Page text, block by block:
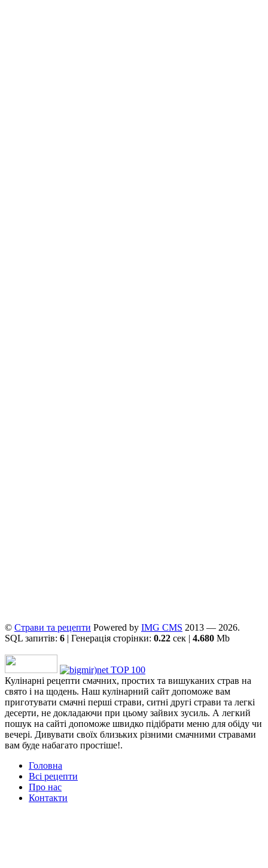
© Страви та рецепти Powered by ІMG CMS 2013 — 2026.
SQL запитів: 6 | Генерація сторінки: 0.22 сек | 4.680 Mb
Кулінарні рецепти смачних, простих та вишуканих страв на
свято і на щодень. Наш кулінарний сайт допоможе вам
приготувати смачні перші страви, ситні другі страви та легкі
десерти, не докладаючи при цьому зайвих зусиль. А легкий
пошук на сайті допоможе швидко підібрати меню для обіду чи
вечері. Дивувати своїх близьких різними смачними стравами
вам буде набагато простіше!.
Головна
Всі рецепти
Про нас
Контакти